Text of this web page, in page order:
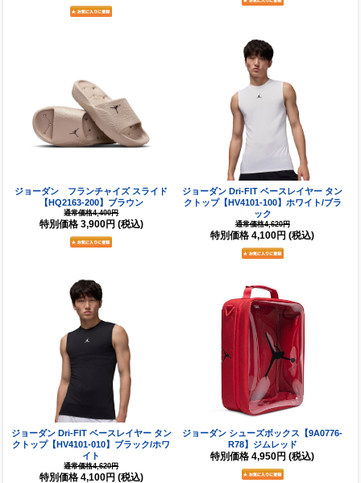
ジョーダン フランチャイズ スライド
【HQ2163-200】ブラウン
通常価格4,400円
特別価格 3,900円 (税込)
ジョーダン Dri-FIT ベースレイヤー タン
クトップ【HV4101-100】ホワイト/ブラ
ック
通常価格4,620円
特別価格 4,100円 (税込)
ジョーダン Dri-FIT ベースレイヤー タン
クトップ【HV4101-010】ブラック/ホワ
イト
通常価格4,620円
特別価格 4,100円 (税込)
ジョーダン シューズボックス【9A0776-
R78】ジムレッド
特別価格 4,950円 (税込)